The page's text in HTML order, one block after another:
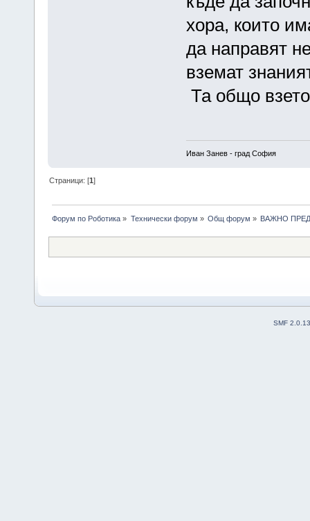
хора, които
да направят
вземат
Та общо
Иван Занев - град София
Страници: [1]
Форум по Роботика » Технически форум » Общ форум » ВАЖНО
SMF 2.0.13